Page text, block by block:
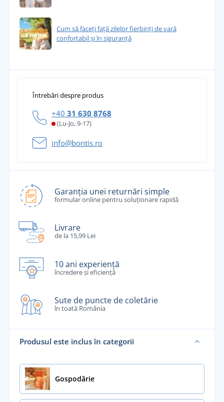
Cum să faceți față zilelor fierbinți de vară
confortabil și în siguranță
Întrebări despre produs
+40 31 630 8768
(Lu-Jo, 9-17)
info@bontis.ro
Garanția unei returnări simple
formular online pentru soluționare rapidă
Livrare
de la 15,99 Lei
10 ani experiență
încredere și eficiență
Sute de puncte de coletărie
în toată România
Produsul este inclus în categorii
Gospodărie